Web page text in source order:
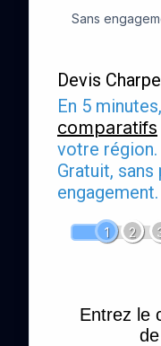
Sans
Devis
En 5
comparatifs
votre région.
Gratuit, sans
engagement.
1 2
Entrez le